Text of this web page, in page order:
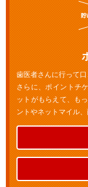
歯医者さんに行って
さらに、ポイントチ
ットがもらえて、も
ントやネットマイル